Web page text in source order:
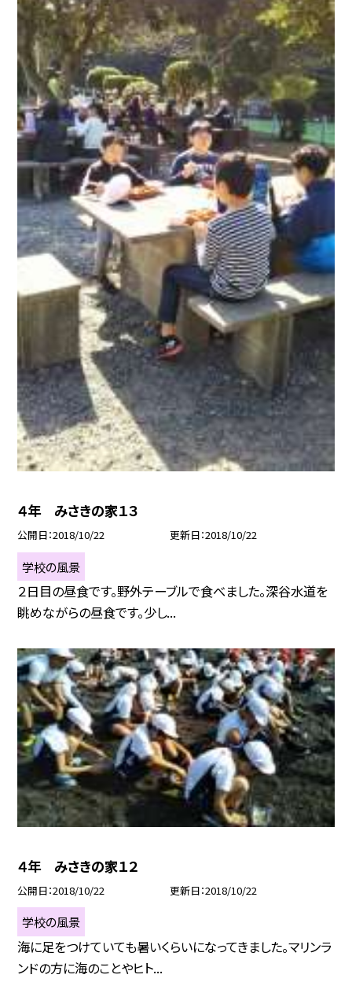
４年 みさきの家１３
公開日 2018/10/22 更新日 2018/10/22
学校の風景
２日目の昼食です。野外テーブルで食べました。深谷水道を
眺めながらの昼食です。少し...
４年 みさきの家１２
公開日 2018/10/22 更新日 2018/10/22
学校の風景
海に足をつけていても暑いくらいになってきました。マリンラ
ンドの方に海のことやヒト...